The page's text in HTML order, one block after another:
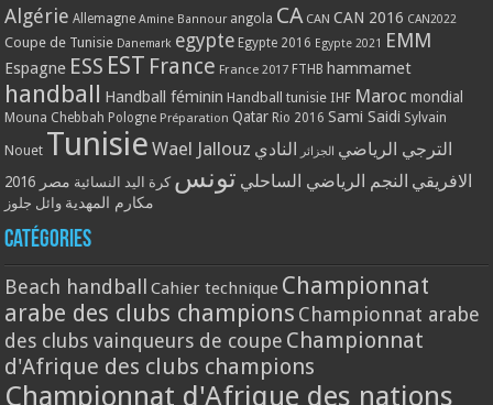
Algérie Allemagne Amine Bannour angola CA CAN CAN 2016 CAN2022
Coupe de Tunisie Danemark egypte Egypte 2016 Egypte 2021 EMM
Espagne ESS EST France France 2017 FTHB hammamet
handball Handball féminin Handball tunisie IHF Maroc mondial
Mouna Chebbah Pologne Préparation Qatar Rio 2016 Sami Saidi Sylvain
Nouet Tunisie Wael Jallouz الترجي الرياضي الجزائر النادي
الافريقي النجم الرياضي الساحلي تونس كرة اليد النسائية مصر 2016
مكارم المهدية وائل جلوز
Catégories
Beach handball Cahier technique Championnat
arabe des clubs champions Championnat arabe
des clubs vainqueurs de coupe Championnat
d'Afrique des clubs champions
Championnat d'Afrique des nations